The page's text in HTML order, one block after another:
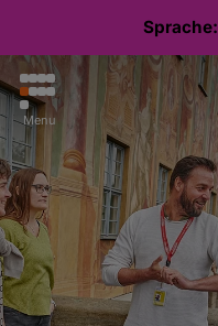
Sprache:
Menu